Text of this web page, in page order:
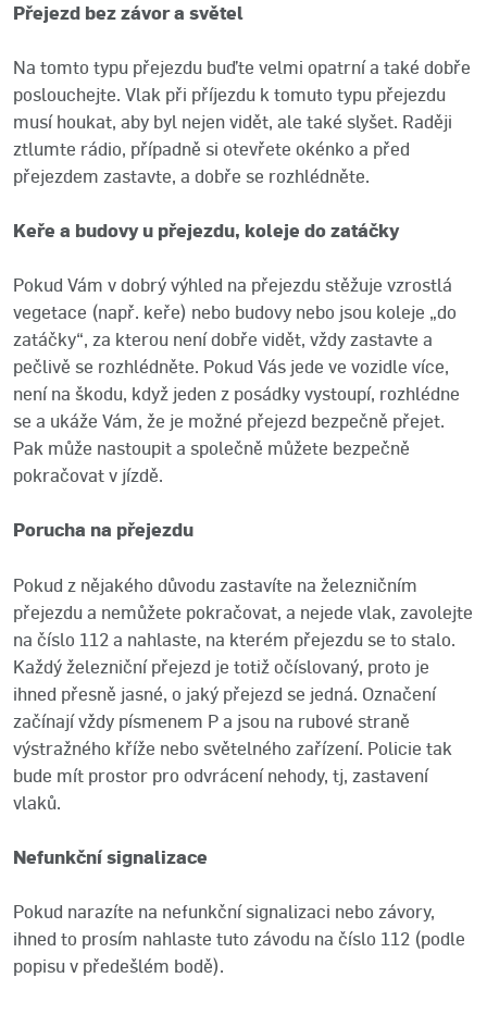
Přejezd bez závor a světel
Na tomto typu přejezdu buďte velmi opatrní a také dobře
poslouchejte. Vlak při příjezdu k tomuto typu přejezdu
musí houkat, aby byl nejen vidět, ale také slyšet. Raději
ztlumte rádio, případně si otevřete okénko a před
přejezdem zastavte, a dobře se rozhlédněte.
Keře a budovy u přejezdu, koleje do zatáčky
Pokud Vám v dobrý výhled na přejezdu stěžuje vzrostlá
vegetace (např. keře) nebo budovy nebo jsou koleje „do
zatáčky“, za kterou není dobře vidět, vždy zastavte a
pečlivě se rozhlédněte. Pokud Vás jede ve vozidle více,
není na škodu, když jeden z posádky vystoupí, rozhlédne
se a ukáže Vám, že je možné přejezd bezpečně přejet.
Pak může nastoupit a společně můžete bezpečně
pokračovat v jízdě.
Porucha na přejezdu
Pokud z nějakého důvodu zastavíte na železničním
přejezdu a nemůžete pokračovat, a nejede vlak, zavolejte
na číslo 112 a nahlaste, na kterém přejezdu se to stalo.
Každý železniční přejezd je totiž očíslovaný, proto je
ihned přesně jasné, o jaký přejezd se jedná. Označení
začínají vždy písmenem P a jsou na rubové straně
výstražného kříže nebo světelného zařízení. Policie tak
bude mít prostor pro odvrácení nehody, tj, zastavení
vlaků.
Nefunkční signalizace
Pokud narazíte na nefunkční signalizaci nebo závory,
ihned to prosím nahlaste tuto závodu na číslo 112 (podle
popisu v předešlém bodě).